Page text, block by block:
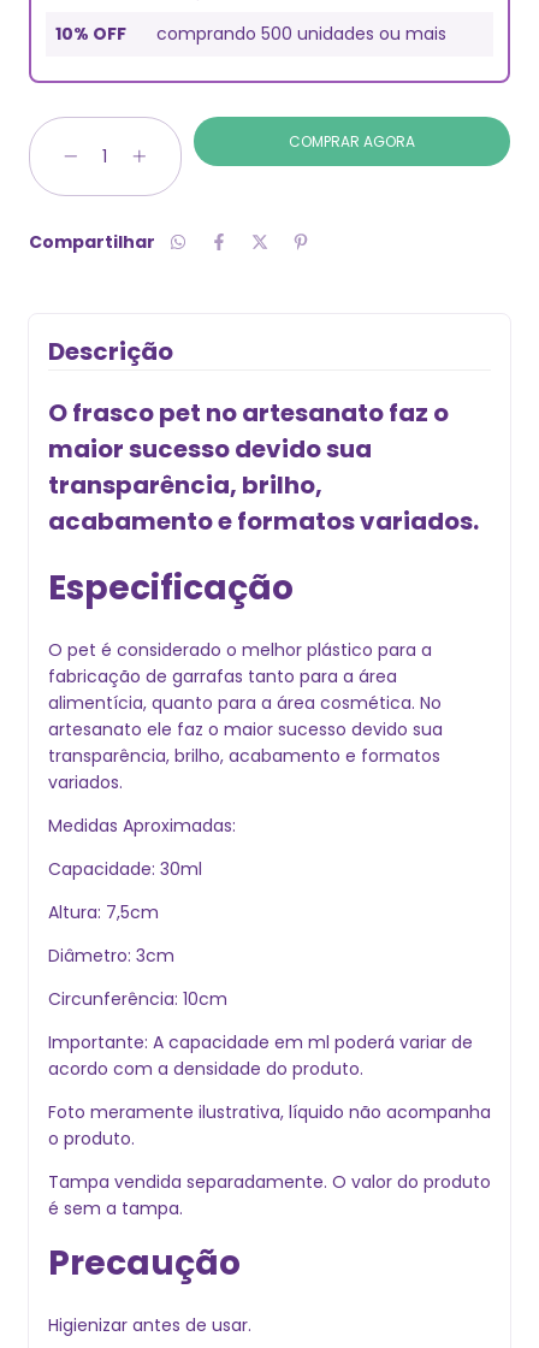
10% OFF
comprando 500 unidades ou mais
Compartilhar
Descrição
O frasco pet no artesanato faz o
maior sucesso devido sua
transparência, brilho,
acabamento e formatos variados.
Especificação
O pet é considerado o melhor plástico para a
fabricação de garrafas tanto para a área
alimentícia, quanto para a área cosmética. No
artesanato ele faz o maior sucesso devido sua
transparência, brilho, acabamento e formatos
variados.
Medidas Aproximadas:
Capacidade: 30ml
Altura: 7,5cm
Diâmetro: 3cm
Circunferência: 10cm
Importante: A capacidade em ml poderá variar de
acordo com a densidade do produto.
Foto meramente ilustrativa, líquido não acompanha
o produto.
Tampa vendida separadamente. O valor do produto
é sem a tampa.
Precaução
Higienizar antes de usar.